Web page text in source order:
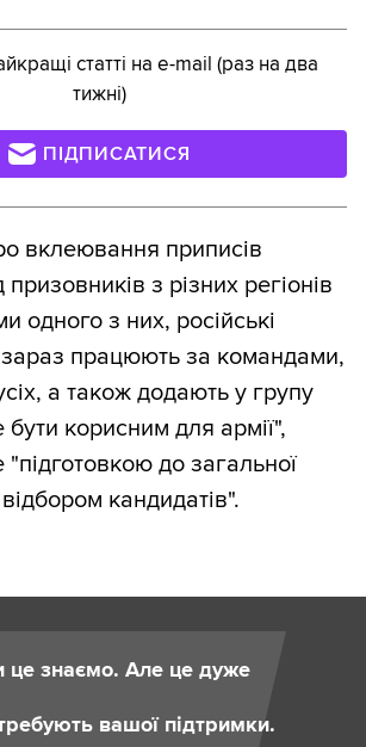
статті на e-mail (раз на два
тижні)
ПІДПИСАТИСЯ
вклеювання приписів
з різних регіонів
одного з них, російські
зараз працюють за командами,
а також додають у групу
корисним для армії",
до загальної
відбором кандидатів".
це знаємо. Але це дуже
вашої підтримки.